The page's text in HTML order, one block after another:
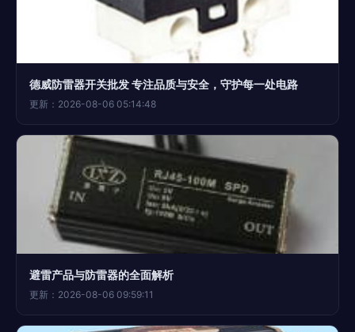
德威防雷器开关批发 专注品质与安全，守护每一处电路
更新：2026-08-06 05:14:48
避雷产品与防雷器的全面解析
更新：2026-08-06 09:59:11